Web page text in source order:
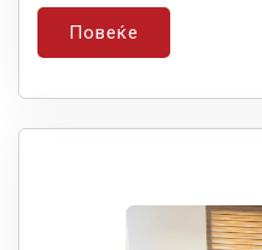
Повеќе